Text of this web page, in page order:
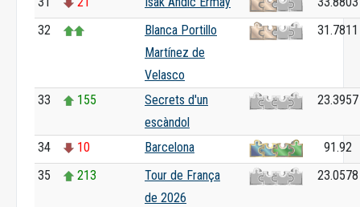
32
Blanca Portillo
Martínez de
Velasco
31.7811
33 155
Secrets d'un
escàndol
23.3957
34 10 Barcelona
91.92
35
213
Tour de França
de 2026
23.0578